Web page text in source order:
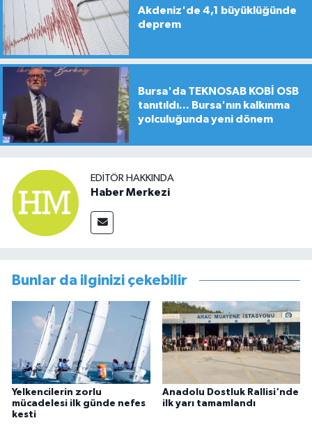
Akdeniz'de 4,1 büyüklüğünde
deprem
Bursa'da TEKNOSAB KOBİ OSB
tanıtıldı... Bursa'nın kalkınma
yolculuğunda yeni dönem
EDITÖR HAKKINDA
Haber Merkezi
Bunlar da ilginizi çekebilir
Yelkencilerin zorlu
mücadelesi ilk günde nefes
kesti
Anadolu Dostluk Rallisi'nde
ilk yarı tamamlandı